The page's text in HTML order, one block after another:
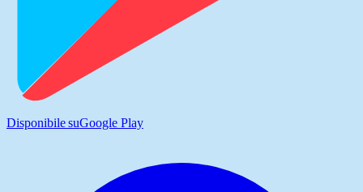
Disponibile suGoogle Play